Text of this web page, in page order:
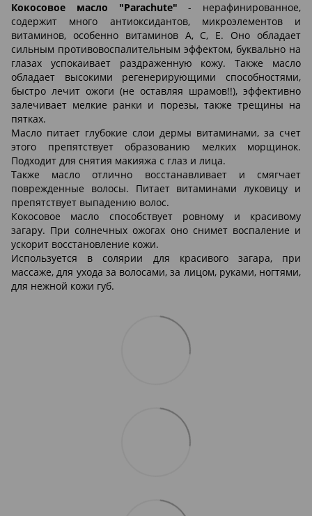
Кокосовое масло "Parachute" - нерафинированное,
содержит много антиоксидантов, микроэлементов и
витаминов, особенно витаминов А, С, Е. Оно обладает
сильным противовоспалительным эффектом, буквально на
глазах успокаивает раздраженную кожу. Также масло
обладает высокими регенерирующими способностями,
быстро лечит ожоги (не оставляя шрамов!!), эффективно
залечивает мелкие ранки и порезы, также трещины на
пятках.
Масло питает глубокие слои дермы витаминами, за счет
этого препятствует образованию мелких морщинок.
Подходит для снятия макияжа с глаз и лица.
Также масло отлично восстанавливает и смягчает
поврежденные волосы. Питает витаминами луковицу и
препятствует выпадению волос.
Кокосовое масло способствует ровному и красивому
загару. При солнечных ожогах оно снимет воспаление и
ускорит восстановление кожи.
Используется в солярии для красивого загара, при
массаже, для ухода за волосами, за лицом, руками, ногтями,
для нежной кожи губ.